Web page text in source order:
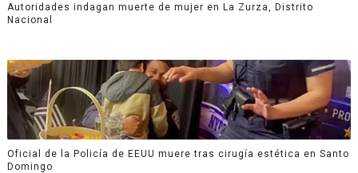
Autoridades indagan muerte de mujer en La Zurza, Distrito
Nacional
Oficial de la Policía de EEUU muere tras cirugía estética en Santo
Domingo